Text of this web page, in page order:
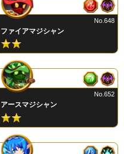
ファイアマジシャン
No.648
アースマジシャン
No.652